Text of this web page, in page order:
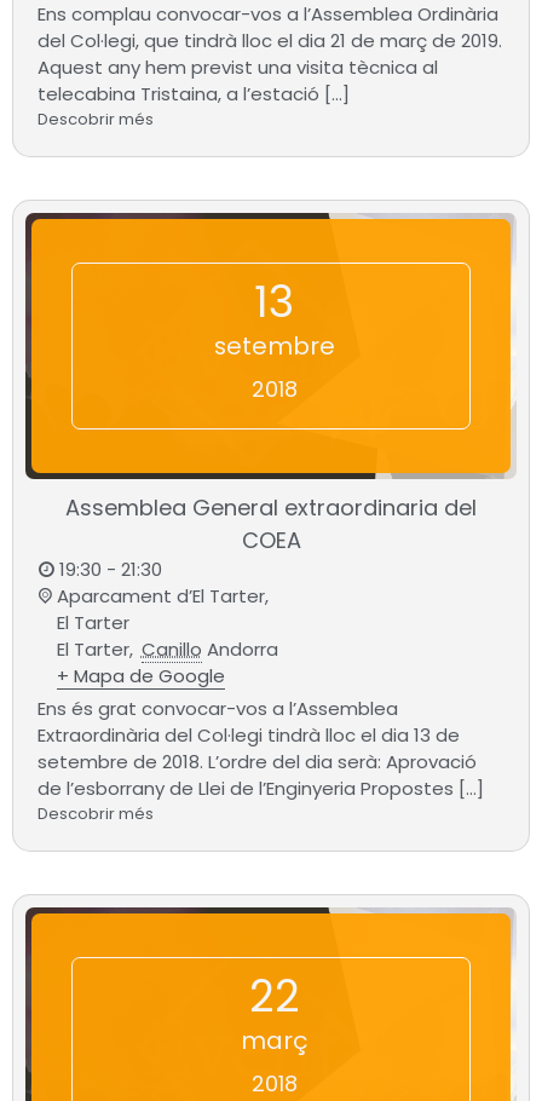
Ens complau convocar-vos a l’Assemblea Ordinària
del Col·legi, que tindrà lloc el dia 21 de març de 2019.
Aquest any hem previst una visita tècnica al
telecabina Tristaina, a l’estació […]
Descobrir més
13
setembre
2018
Assemblea General extraordinaria del
COEA
19:30 - 21:30
Aparcament d’El Tarter,
El Tarter
El Tarter, Canillo Andorra
+ Mapa de Google
Ens és grat convocar-vos a l’Assemblea
Extraordinària del Col·legi tindrà lloc el dia 13 de
setembre de 2018. L’ordre del dia serà: Aprovació
de l’esborrany de Llei de l’Enginyeria Propostes […]
Descobrir més
22
març
2018